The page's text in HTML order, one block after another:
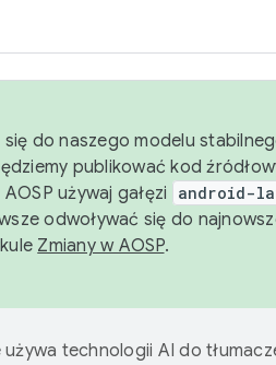
do naszego modelu
publikować kod
używaj gałęzi
android-
odwoływać się do
Zmiany w AOSP.
technologii AI do